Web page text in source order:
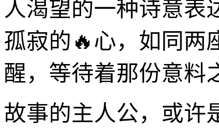
人渴望的一种诗意表
孤寂的🔥心，如同两
醒，等待着那份意料
故事的主人公，或许